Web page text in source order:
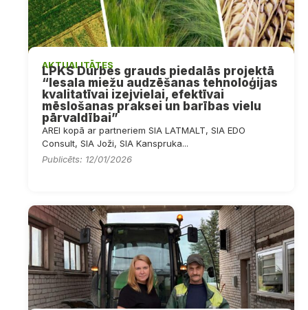
AKTUALITĀTES
LPKS Durbes grauds piedalās projektā
“Iesala miežu audzēšanas tehnoloģijas
kvalitatīvai izejvielai, efektīvai
mēslošanas praksei un barības vielu
pārvaldībai”
AREI kopā ar partneriem SIA LATMALT, SIA EDO
Consult, SIA Joži, SIA Kanspruka...
Publicēts: 12/01/2026